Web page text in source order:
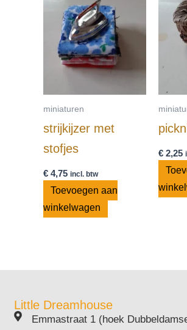
miniaturen
strijkijzer met
stofjes
€ 4,75 incl. btw
Toevoegen aan
winkelwagen
€2,25
Little Dreamhouse
Emmastraat 1 (hoek